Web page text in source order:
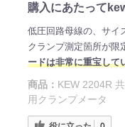
購入にあたって
低圧回路母線の、サイ
クランプ測定箇所が限
ードは非常に重宝して
商品： KEW 2204R
用クランプメータ